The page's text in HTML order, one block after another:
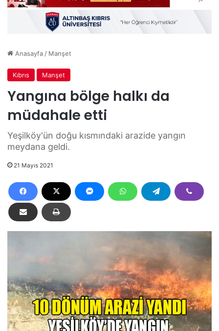
Anasayfa / Manşet
Kıbrıs Manşet
Yangına bölge halkı da
müdahale etti
Yeşilköy'ün doğu kısmındaki arazide yangın
meydana geldi.
21 Mayıs 2021